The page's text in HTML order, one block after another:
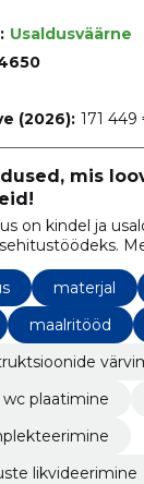
Usaldusväärne
(2026): 171 449
mis
on kindel ja
ja
ja
tiim tagab
materjal
maalritööd
plaatimine
likvideerimine